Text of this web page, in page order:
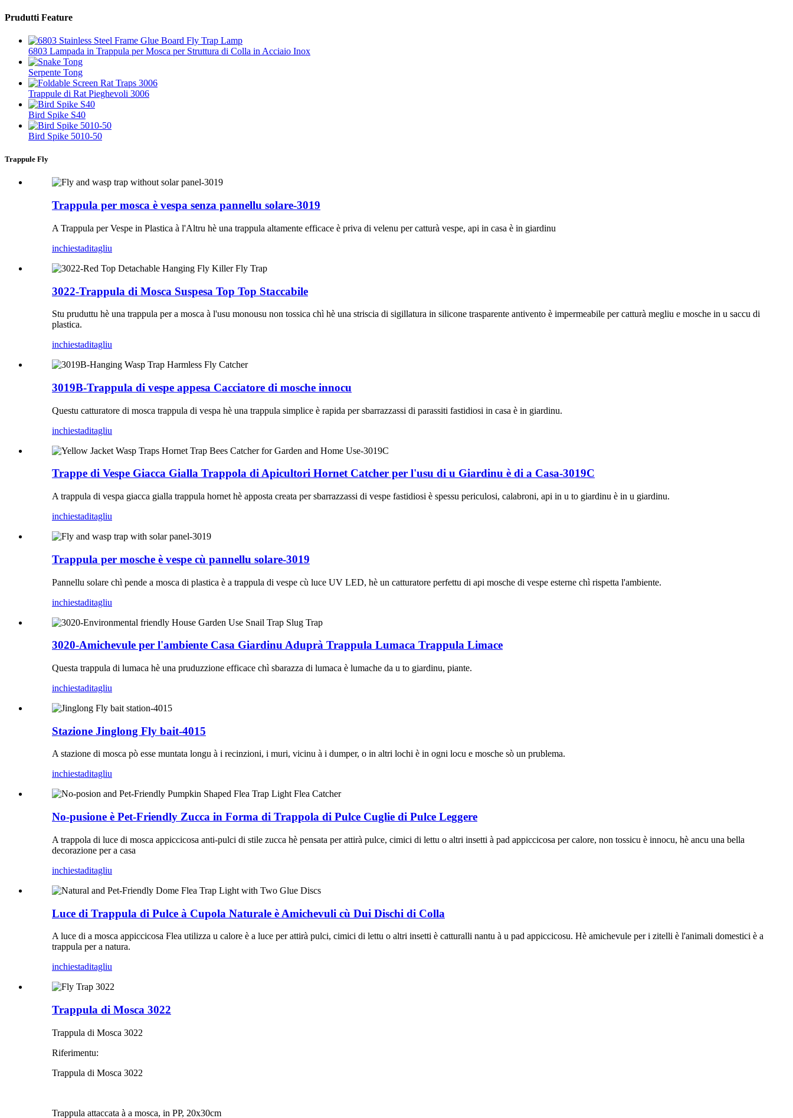
Prudutti Feature
6803 Lampada in Trappula per Mosca per Struttura di Colla in Acciaio Inox
Serpente Tong
Trappule di Rat Pieghevoli 3006
Bird Spike S40
Bird Spike 5010-50
Trappule Fly
Trappula per mosca è vespa senza pannellu solare-3019
A Trappula per Vespe in Plastica à l'Altru hè una trappula altamente efficace è priva di velenu per catturà vespe, api in casa è in giardinu
inchiestaditagliu
3022-Trappula di Mosca Suspesa Top Top Staccabile
Stu pruduttu hè una trappula per a mosca à l'usu monousu non tossica chì hè una striscia di sigillatura in silicone trasparente antivento è impermeabile per catturà megliu e mosche in u saccu di
plastica.
inchiestaditagliu
3019B-Trappula di vespe appesa Cacciatore di mosche innocu
Questu catturatore di mosca trappula di vespa hè una trappula simplice è rapida per sbarrazzassi di parassiti fastidiosi in casa è in giardinu.
inchiestaditagliu
Trappe di Vespe Giacca Gialla Trappola di Apicultori Hornet Catcher per l'usu di u Giardinu è di a Casa-3019C
A trappula di vespa giacca gialla trappula hornet hè apposta creata per sbarrazzassi di vespe fastidiosi è spessu periculosi, calabroni, api in u to giardinu è in u giardinu.
inchiestaditagliu
Trappula per mosche è vespe cù pannellu solare-3019
Pannellu solare chì pende a mosca di plastica è a trappula di vespe cù luce UV LED, hè un catturatore perfettu di api mosche di vespe esterne chì rispetta l'ambiente.
inchiestaditagliu
3020-Amichevule per l'ambiente Casa Giardinu Aduprà Trappula Lumaca Trappula Limace
Questa trappula di lumaca hè una pruduzzione efficace chì sbarazza di lumaca è lumache da u to giardinu, piante.
inchiestaditagliu
Stazione Jinglong Fly bait-4015
A stazione di mosca pò esse muntata longu à i recinzioni, i muri, vicinu à i dumper, o in altri lochi è in ogni locu e mosche sò un prublema.
inchiestaditagliu
No-pusione è Pet-Friendly Zucca in Forma di Trappola di Pulce Cuglie di Pulce Leggere
A trappola di luce di mosca appiccicosa anti-pulci di stile zucca hè pensata per attirà pulce, cimici di lettu o altri insetti à pad appiccicosa per calore, non tossicu è innocu, hè ancu una bella
decorazione per a casa
inchiestaditagliu
Luce di Trappula di Pulce à Cupola Naturale è Amichevuli cù Dui Dischi di Colla
A luce di a mosca appiccicosa Flea utilizza u calore è a luce per attirà pulci, cimici di lettu o altri insetti è catturalli nantu à u pad appiccicosu. Hè amichevule per i zitelli è l'animali domestici è a
trappula per a natura.
inchiestaditagliu
Trappula di Mosca 3022
Trappula di Mosca 3022
Riferimentu:
Trappula di Mosca 3022
Trappula attaccata à a mosca, in PP, 20x30cm